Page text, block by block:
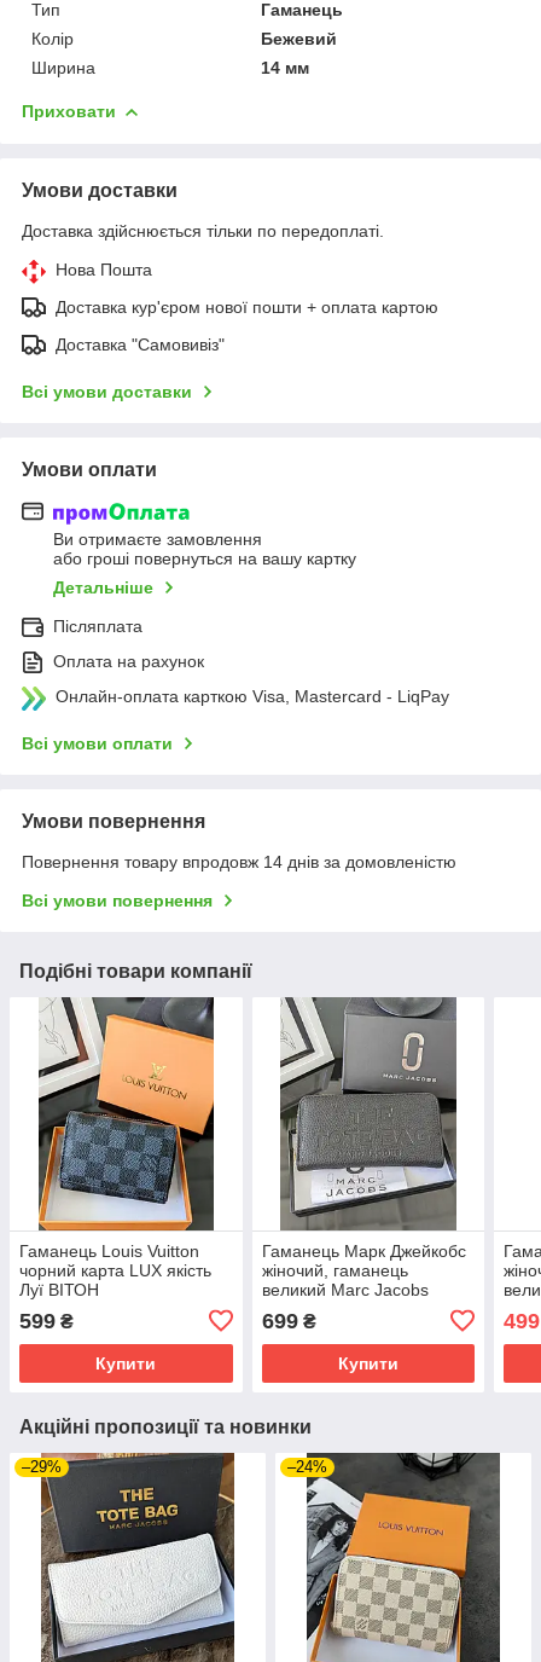
Тип
Гаманець
Колір
Бежевий
Ширина
14 мм
Приховати
Умови доставки
Доставка здійснюється тільки по передоплаті.
Нова Пошта
Доставка кур'єром нової пошти + оплата картою
Доставка "Самовивіз"
Всі умови доставки
Умови оплати
Ви отримаєте замовлення
або гроші повернуться на вашу картку
Детальніше
Післяплата
Оплата на рахунок
Онлайн-оплата карткою Visa, Mastercard - LiqPay
Всі умови оплати
Умови повернення
Повернення товару впродовж 14 днів за домовленістю
Всі умови повернення
Подібні товари компанії
Гаманець Louis Vuitton
чорний карта LUX якість
Луї ВІТОН
599 ₴
Купити
Гаманець Марк Джейкобс
жіночий, гаманець
великий Marc Jacobs
699₴
Купити
499
Акційні пропозиції та новинки
–29% –24%